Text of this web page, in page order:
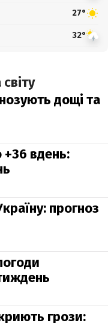
27°
32°
дощі та
+36 вдень:
прогноз
грози: